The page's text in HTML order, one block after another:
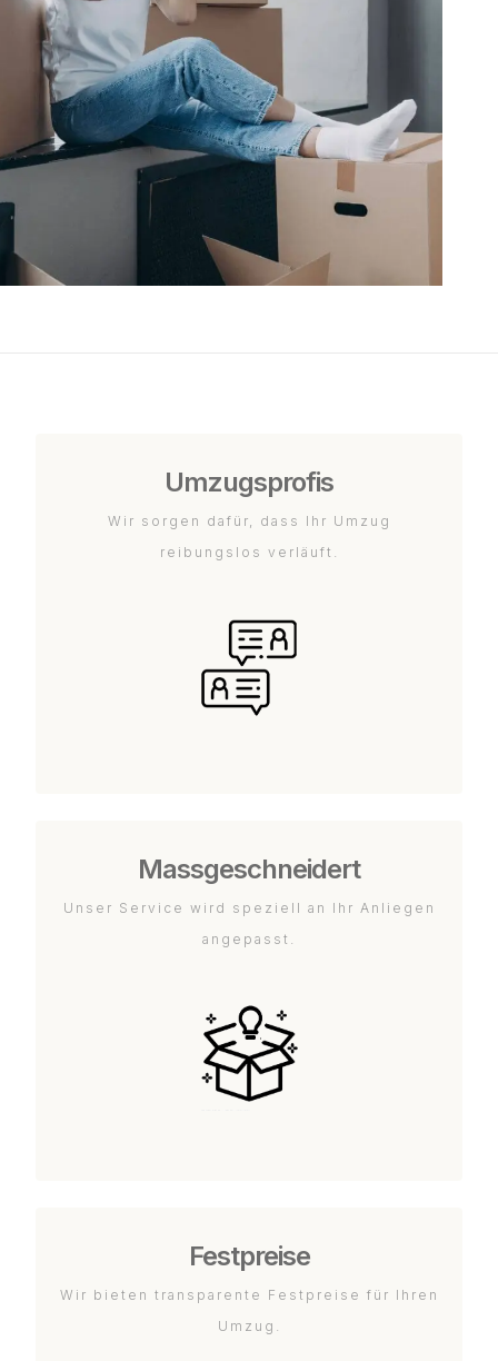
Umzugsprofis
Wir sorgen dafür, dass Ihr Umzug
reibungslos verläuft.
Massgeschneidert
Unser Service wird speziell an Ihr Anliegen
angepasst.
Festpreise
Wir bieten transparente Festpreise für Ihren
Umzug.